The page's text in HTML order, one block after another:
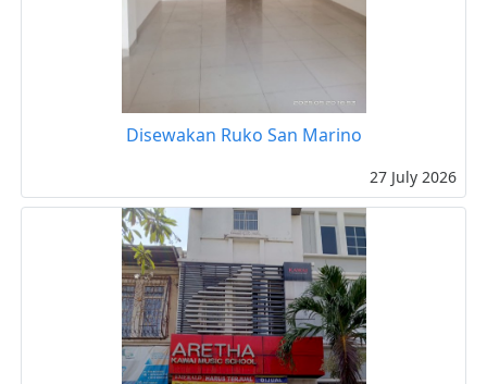
Disewakan Ruko San Marino
27 July 2026